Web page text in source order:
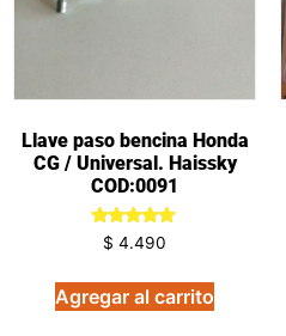
Llave paso bencina Honda
CG / Universal. Haissky
COD:0091
Valorado
en
de 5
$ 4.490
Agregar al carrito